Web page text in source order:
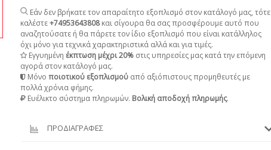
Εάν δεν βρήκατε τον απαραίτητο εξοπλισμό στον κατάλογό μας, τότε
καλέστε+74953643808και σίγουρα θα σας προσφέρουμε αυτό που
αναζητούσατε ή θα πάρετε τον ίδιο εξοπλισμό που είναι κατάλληλος
όχι μόνο για τεχνικά χαρακτηριστικά αλλά και για τιμές.
Εγγυημένη έκπτωση μέχρι 20% στις υπηρεσίες μας κατά την επόμενη
αγορά στον κατάλογό μας.
Μόνο ποιοτικού εξοπλισμού από αξιόπιστους προμηθευτές με
πολλά χρόνια φήμης.
Ευέλικτο σύστημα πληρωμών. Βολική αποδοχή πληρωμής.
ΠΡΟΔΙΑΓΡΑΦΕΣ